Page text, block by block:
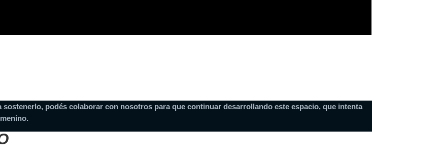
sostenerlo, podés colaborar con nosotros para que continuar desarrollando este espacio, que intenta